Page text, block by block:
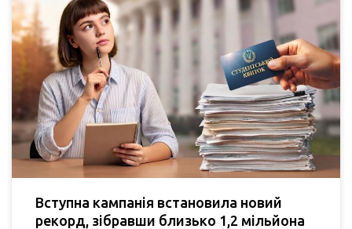
Вступна кампанія встановила новий
рекорд, зібравши близько 1,2 мільйона